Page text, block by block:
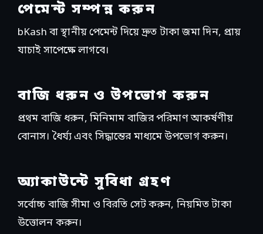
পেমেন্ট সম্পন্ন করুন
bKash বা স্থানীয় পেমেন্ট দিয়ে দ্রুত টাকা জমা দিন, প্রায়
যাচাই সাপেক্ষে লাগবে।
বাজি ধরুন ও উপভোগ করুন
প্রথম বাজি ধরুন, মিনিমাম বাজির পরিমাণ আকর্ষণীয়
বোনাস। ধৈর্য্য এবং সিদ্ধান্তের মাধ্যমে উপভোগ করুন।
অ্যাকাউন্টে সুবিধা গ্রহণ
সর্বোচ্চ বাজি সীমা ও বিরতি সেট করুন, নিয়মিত টাকা
উত্তোলন করুন।